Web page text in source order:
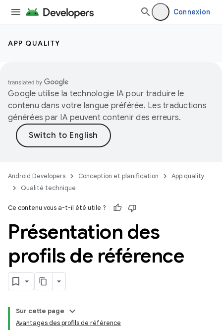
Connexion
APP QUALITY
Google utilise la technologie IA pour traduire le
contenu dans votre langue préférée. Les traductions
générées par IA peuvent contenir des erreurs.
Android Developers Conception et planification
App quality
Qualité technique
Ce contenu vous a-t-il été utile ?
Présentation des
profils de référence
Sur cette page
Avantages des profils de référence